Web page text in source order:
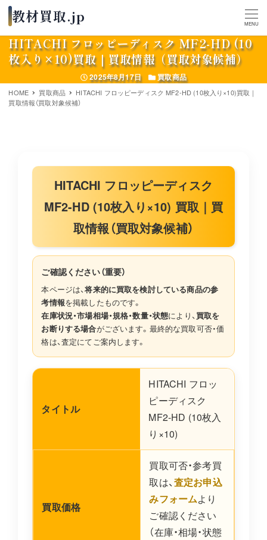
MENU
HITACHI フロッピーディスク MF2-HD (10
枚入り×10)買取｜買取情報（買取対象候補）
投稿日
2025年8月17日 カテゴリー
買取商品
HOME 買取商品
HITACHI フロッピーディスク MF2-HD (10枚入り×10)買取｜
買取情報（買取対象候補）
HITACHI フロッピーディスク
MF2-HD (10枚入り×10) 買取｜買
取情報（買取対象候補）
ご確認ください（重要）
本ページは、将来的に買取を検討している商品の参
考情報を掲載したものです。
在庫状況・市場相場・規格・数量・状態により、買取を
お断りする場合がございます。最終的な買取可否・価
格は、査定にてご案内します。
タイトル
HITACHI フロッ
ピーディスク
MF2-HD (10枚入
り×10)
買取価格
買取可否・参考買
取は、査定お申込
みフォームより
ご確認ください
（在庫・相場・状態